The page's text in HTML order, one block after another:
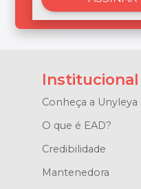
Institucional
Conheça a Unyleya
O que é EAD?
Credibilidade
Mantenedora